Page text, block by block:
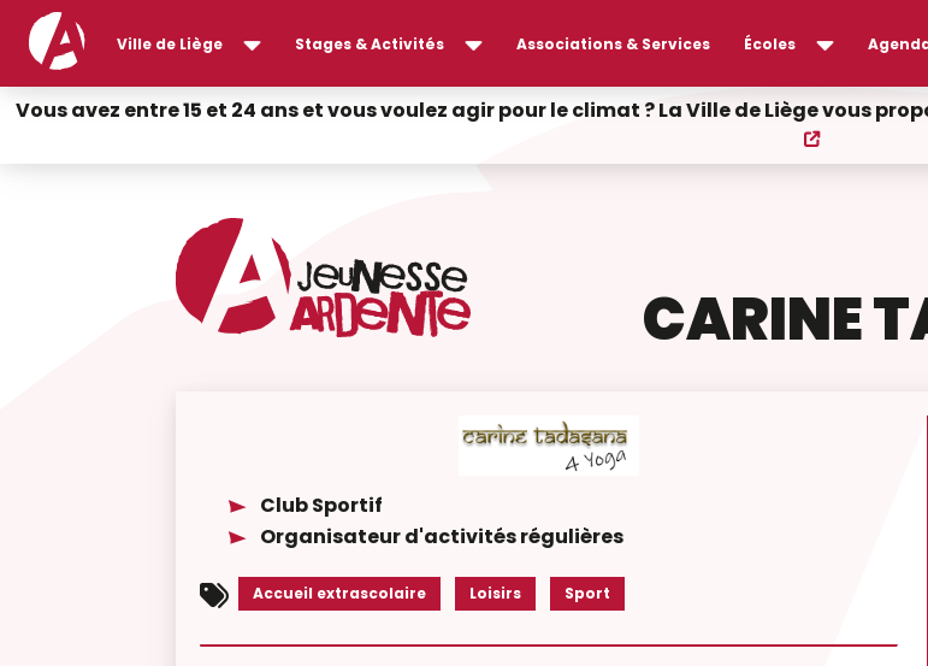
Ville de Liège Stages & Activités Associations & Services Écoles
Vous avez entre 15 et 24 ans et vous voulez agir pour le climat ? La Ville de Liège vous
CARINE
Club Sportif
Organisateur d'activités régulières
Accueil extrascolaire Loisirs Sport